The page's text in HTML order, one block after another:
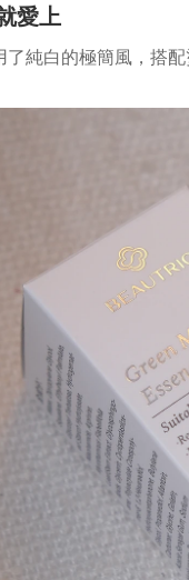
愛上
純白的極簡風，搭